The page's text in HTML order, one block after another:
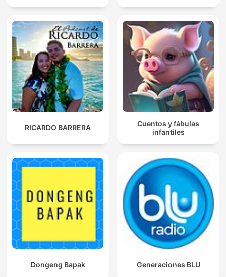
RICARDO BARRERA
Cuentos y fábulas
infantiles
Dongeng Bapak Generaciones BLU